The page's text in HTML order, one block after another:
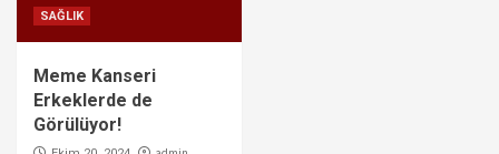
SAĞLIK
Meme Kanseri
Erkeklerde de
Görülüyor!